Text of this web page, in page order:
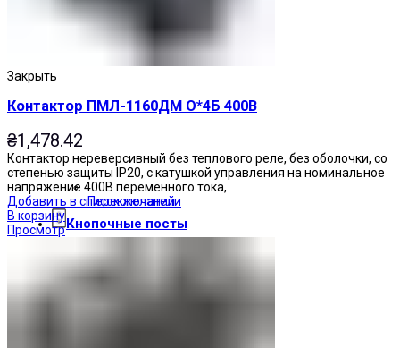
Переключатели
Кнопочные посты
Закрыть
Контактор ПМЛ-1160ДМ О*4Б 400В
₴1,478.42
Контактор нереверсивный без теплового реле, без оболочки, со
степенью защиты IP20, с катушкой управления на номинальное
напряжение 400В переменного тока,
Добавить в список желаний
В корзину
Просмотр